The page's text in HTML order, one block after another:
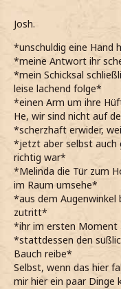
Josh.
*unschuldig eine Hand
*meine Antwort ihr
*mein Schicksal
leise lachend folge*
*einen Arm um ihre
He, wir sind nicht auf
*scherzhaft erwider,
*jetzt aber selbst auch
richtig war*
*Melinda die Tür zum
im Raum umsehe*
*aus dem Augenwinkel
zutritt*
*ihr im ersten Moment
*stattdessen den
Bauch reibe*
Selbst, wenn das hier
mir hier ein paar Dinge